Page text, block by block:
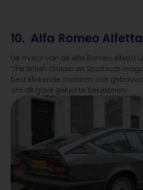
10. Alfa Romeo Alfetta
De motor van de Alfa Romeo Alfetta
‘The British Classic en Sportscar
best klinkende motoren ooit
om dit gave geluid te beluisteren.